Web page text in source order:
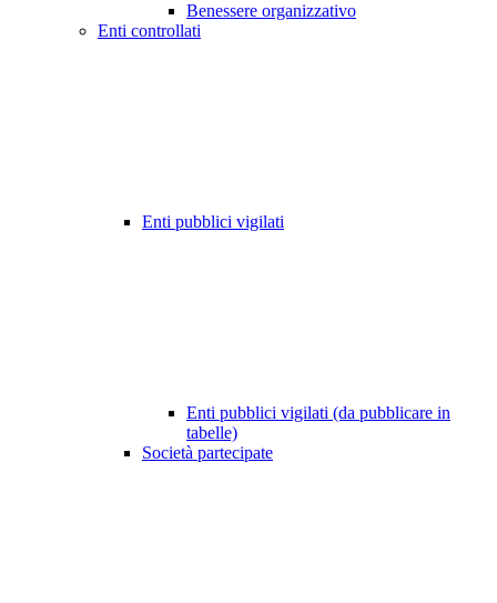
Benessere organizzativo
Enti controllati
Enti pubblici vigilati
Enti pubblici vigilati (da pubblicare in
tabelle)
Società partecipate